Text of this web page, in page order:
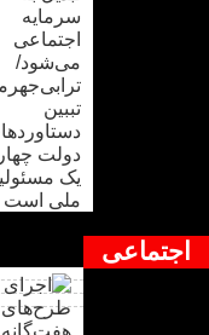
اجتماعی